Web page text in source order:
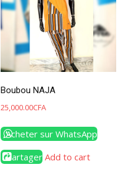
Boubou NAJA
25,000.00CFA
Acheter sur WhatsApp
Partager Add to cart